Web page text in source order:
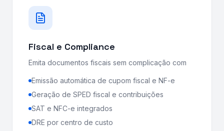
Fiscal e Compliance
Emita documentos fiscais sem complicação com
Emissão automática de cupom fiscal e NF-e
Geração de SPED fiscal e contribuições
SAT e NFC-e integrados
DRE por centro de custo